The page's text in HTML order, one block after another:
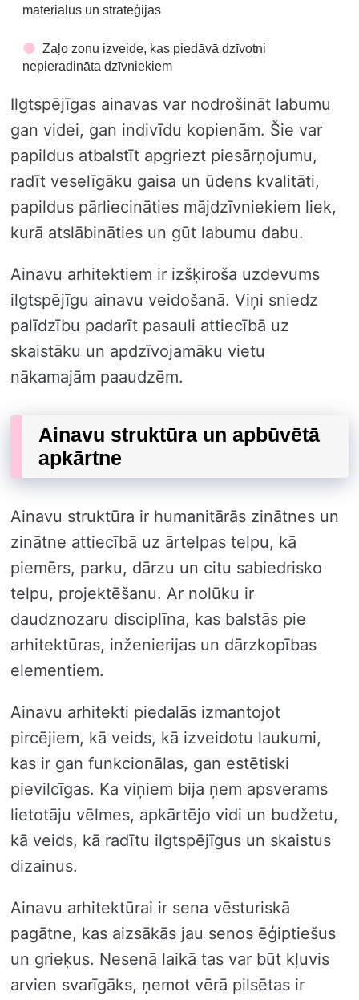
materiālus un stratēģijas
Zaļo zonu izveide, kas piedāvā dzīvotni
nepieradināta dzīvniekiem
Ilgtspējīgas ainavas var nodrošināt labumu
gan videi, gan indivīdu kopienām. Šie var
papildus atbalstīt apgriezt piesārņojumu,
radīt veselīgāku gaisa un ūdens kvalitāti,
papildus pārliecināties mājdzīvniekiem liek,
kurā atslābināties un gūt labumu dabu.
Ainavu arhitektiem ir izšķiroša uzdevums
ilgtspējīgu ainavu veidošanā. Viņi sniedz
palīdzību padarīt pasauli attiecībā uz
skaistāku un apdzīvojamāku vietu
nākamajām paaudzēm.
Ainavu struktūra un apbūvētā
apkārtne
Ainavu struktūra ir humanitārās zinātnes un
zinātne attiecībā uz ārtelpas telpu, kā
piemērs, parku, dārzu un citu sabiedrisko
telpu, projektēšanu. Ar nolūku ir
daudznozaru disciplīna, kas balstās pie
arhitektūras, inženierijas un dārzkopības
elementiem.
Ainavu arhitekti piedalās izmantojot
pircējiem, kā veids, kā izveidotu laukumi,
kas ir gan funkcionālas, gan estētiski
pievilcīgas. Ka viņiem bija ņem apsverams
lietotāju vēlmes, apkārtējo vidi un budžetu,
kā veids, kā radītu ilgtspējīgus un skaistus
dizainus.
Ainavu arhitektūrai ir sena vēsturiskā
pagātne, kas aizsākās jau senos ēģiptiešus
un grieķus. Nesenā laikā tas var būt kļuvis
arvien svarīgāks, ņemot vērā pilsētas ir